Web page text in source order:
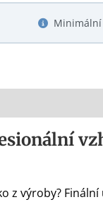
z výroby?